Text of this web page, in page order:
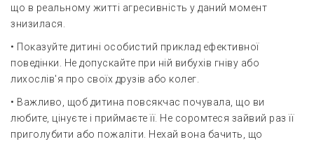
що в реальному житті агресивність у даний момент
знизилася.
• Показуйте дитині особистий приклад ефективної
поведінки. Не допускайте при ній вибухів гніву або
лихослів'я про своїх друзів або колег.
• Важливо, щоб дитина повсякчас почувала, що ви
любите, цінуєте і приймаєте її. Не соромтеся зайвий раз її
приголубити або пожаліти. Нехай вона бачить, що